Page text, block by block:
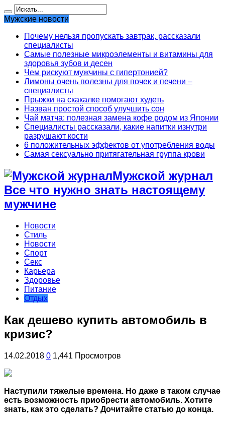
Мужские новости
Почему нельзя пропускать завтрак, рассказали
специалисты
Самые полезные микроэлементы и витамины для
здоровья зубов и десен
Чем рискуют мужчины с гипертонией?
Лимоны очень полезны для почек и печени –
специалисты
Прыжки на скакалке помогают худеть
Назван простой способ улучшить сон
Чай матча: полезная замена кофе родом из Японии
Специалисты рассказали, какие напитки изнутри
разрушают кости
6 положительных эффектов от употребления воды
Самая сексуально притягательная группа крови
Мужской журнал
Все что нужно знать настоящему
мужчине
Новости
Стиль
Новости
Спорт
Секс
Карьера
Здоровье
Питание
Отдых
Как дешево купить автомобиль в
кризис?
14.02.2018 0 1,441 Просмотров
Наступили тяжелые времена. Но даже в таком случае
есть возможность приобрести автомобиль. Хотите
знать, как это сделать? Дочитайте статью до конца.